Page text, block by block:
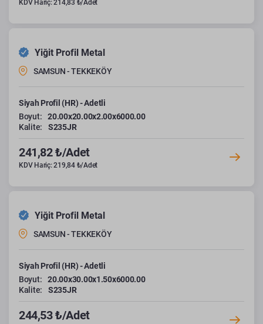
KDV Hariç: 214,83 ₺/Adet
Yiğit Profil Metal
SAMSUN - TEKKEKÖY
Siyah Profil (HR) - Adetli
Boyut:
20.00x20.00x2.00x6000.00
Kalite:
S235JR
241,82 ₺/Adet
KDV Hariç: 219,84 ₺/Adet
Yiğit Profil Metal
SAMSUN - TEKKEKÖY
Siyah Profil (HR) - Adetli
Boyut:
20.00x30.00x1.50x6000.00
Kalite:
S235JR
244,53 ₺/Adet